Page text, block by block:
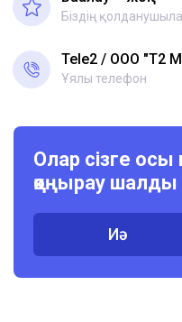
Біздің
Tele2 ООО "Т2
Ұялы телефон
Олар сізге осы
қоңырау шалды
Иә